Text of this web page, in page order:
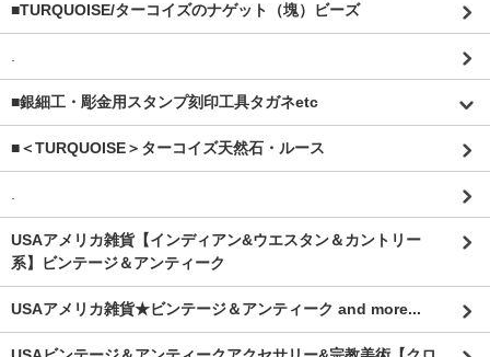
■TURQUOISE/ターコイズのナゲット（塊）ビーズ
■銀細工・彫金用スタンプ刻印工具タガネetc
■＜TURQUOISE＞ターコイズ天然石・ルース
USAアメリカ雑貨【インディアン&ウエスタン＆カントリー
系】ビンテージ＆アンティーク
USAアメリカ雑貨★ビンテージ＆アンティーク and more...